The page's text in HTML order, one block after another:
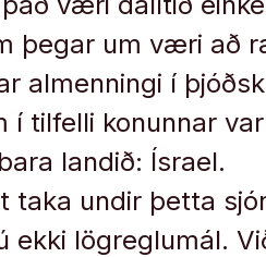
þegar um væri að
almenningi í
í tilfelli konunnar
landið: Ísrael.
taka undir þetta
ekki lögreglumál.